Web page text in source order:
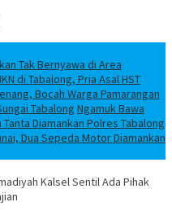
Tak Bernyawa di Area
di Tabalong, Pria Asal HST
Bocah Warga Pamarangan
Tabalong Ngamuk Bawa
Tanta Diamankan Polres Tabalong
Dua Sepeda Motor Diamankan
Kalsel Sentil Ada Pihak